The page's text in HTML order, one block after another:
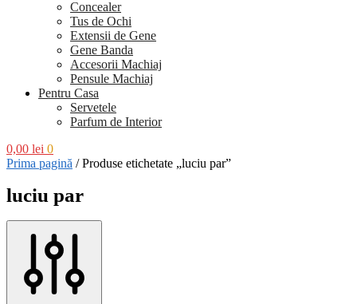
Concealer
Tus de Ochi
Extensii de Gene
Gene Banda
Accesorii Machiaj
Pensule Machiaj
Pentru Casa
Servetele
Parfum de Interior
0,00 lei 0
Prima pagină /Produse etichetate „luciu par”
luciu par